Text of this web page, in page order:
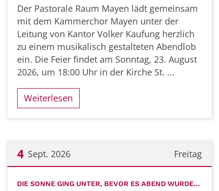
Der Pastorale Raum Mayen lädt gemeinsam
mit dem Kammerchor Mayen unter der
Leitung von Kantor Volker Kaufung herzlich
zu einem musikalisch gestalteten Abendlob
ein. Die Feier findet am Sonntag, 23. August
2026, um 18:00 Uhr in der Kirche St. ...
Weiterlesen
Freitag
4 Sept. 2026
DIE SONNE GING UNTER, BEVOR ES ABEND WURDE…